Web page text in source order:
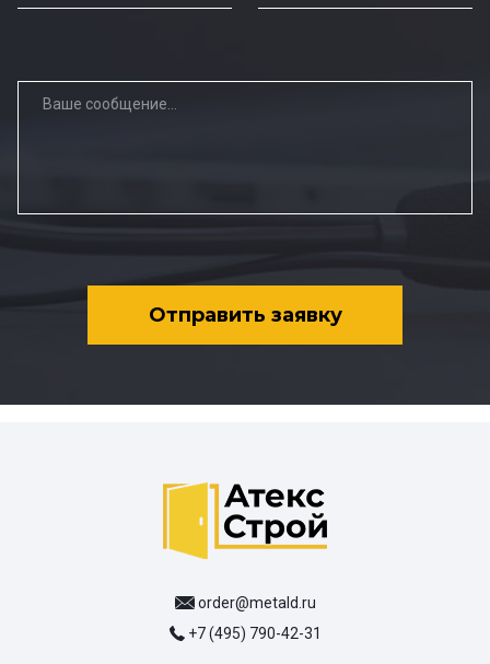
Отправить заявку
order@metald.ru
+7 (495) 790-42-31